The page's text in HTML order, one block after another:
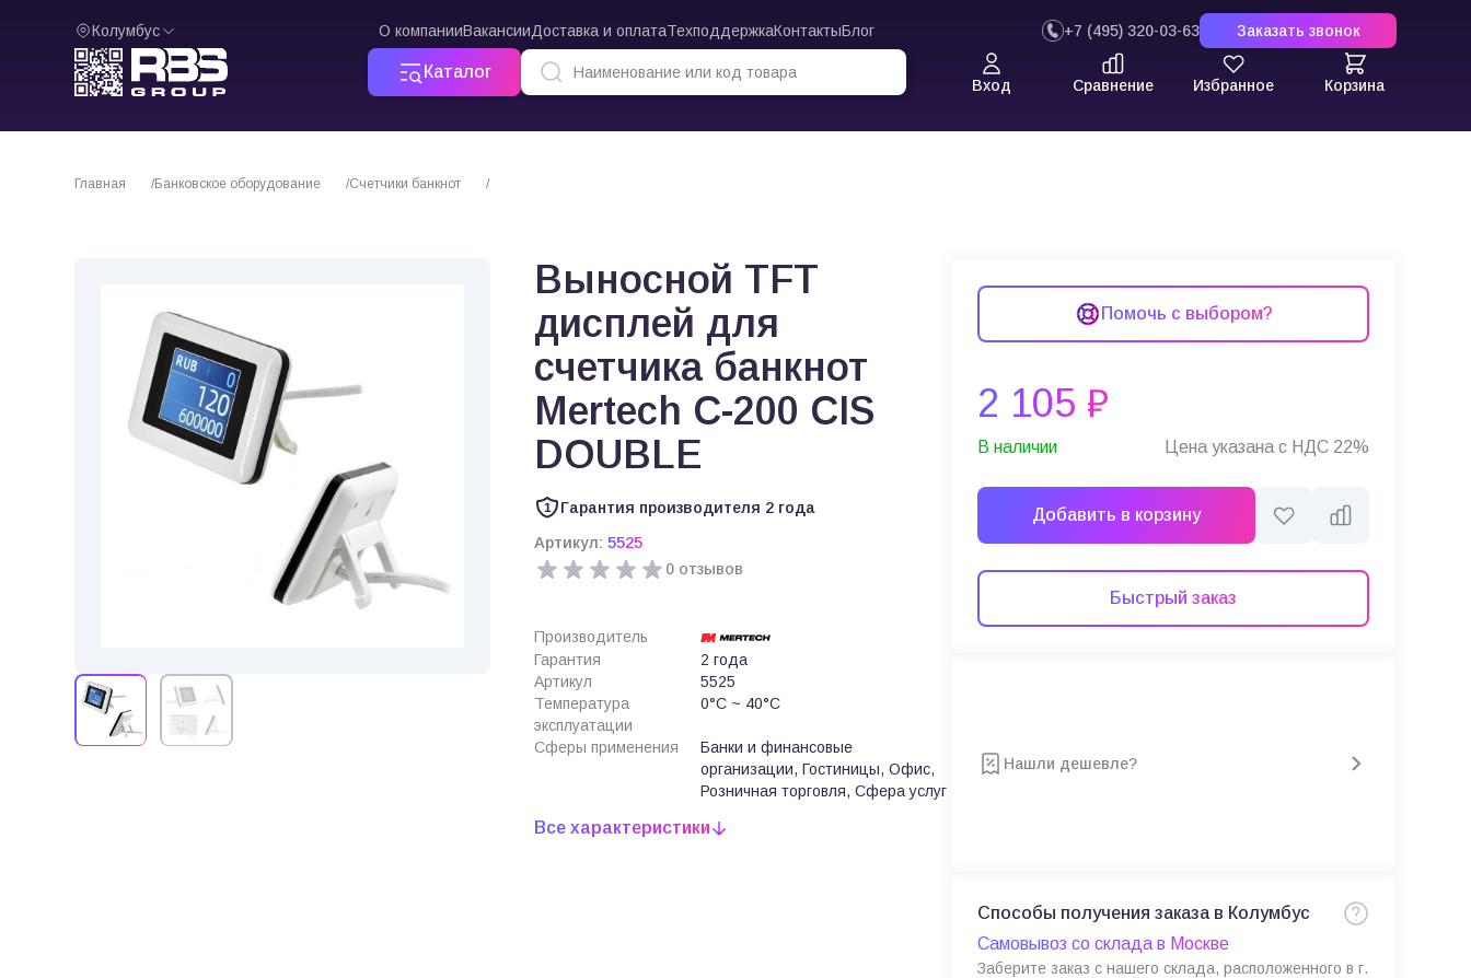
Колумбус О компанииВакансииДоставка и оплатаТехподдержкаКонтактыБлог +7 (495) 320-03-63 Заказать звонок
Каталог
Вход Сравнение Избранное Корзина
Главная Банковское оборудование Счетчики банкнот
Выносной TFT
дисплей для
счетчика банкнот
Mertech C-200 CIS
DOUBLE
Гарантия производителя 2 года
Артикул: 5525
0 отзывов
Производитель
Гарантия
2 года
Артикул
5525
Температура
эксплуатации
0°C ~ 40°C
Сферы применения
Банки и финансовые
организации, Гостиницы, Офис,
Розничная торговля, Сфера услуг
Все характеристики
Помочь с выбором?
2 105 ₽
В наличии Цена указана с НДС 22%
Добавить в корзину
Быстрый заказ
Нашли дешевле?
Способы получения заказа в Колумбус
Самовывоз со склада в Москве
Заберите заказ с нашего склада, расположенного в г.